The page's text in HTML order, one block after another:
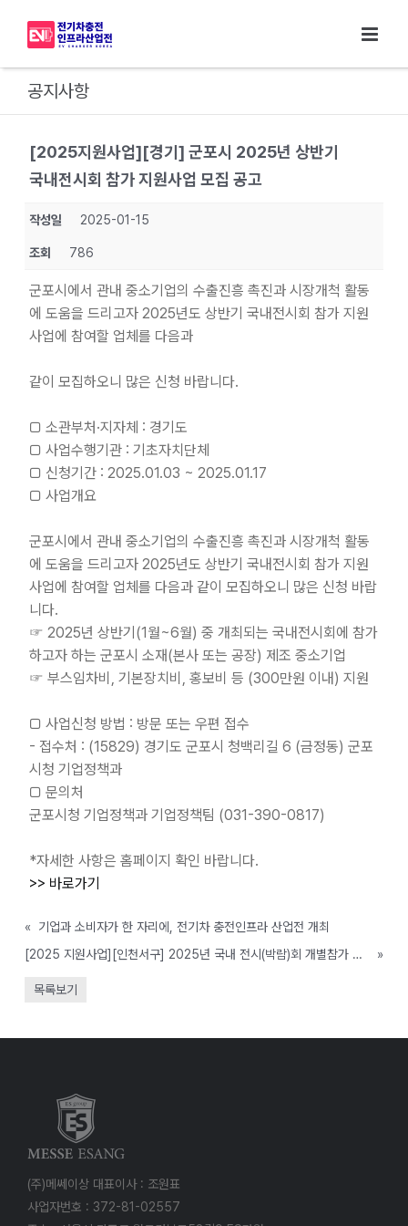
공지사항
[2025지원사업][경기] 군포시 2025년 상반기
국내전시회 참가 지원사업 모집 공고
작성일 2025-01-15
조회 786
군포시에서 관내 중소기업의 수출진흥 촉진과 시장개척 활동
에 도움을 드리고자 2025년도 상반기 국내전시회 참가 지원
사업에 참여할 업체를 다음과
같이 모집하오니 많은 신청 바랍니다.
□ 소관부처·지자체 : 경기도
□ 사업수행기관 : 기초자치단체
□ 신청기간 : 2025.01.03 ~ 2025.01.17
□ 사업개요
군포시에서 관내 중소기업의 수출진흥 촉진과 시장개척 활동
에 도움을 드리고자 2025년도 상반기 국내전시회 참가 지원
사업에 참여할 업체를 다음과 같이 모집하오니 많은 신청 바랍
니다.
☞ 2025년 상반기(1월~6월) 중 개최되는 국내전시회에 참가
하고자 하는 군포시 소재(본사 또는 공장) 제조 중소기업
☞ 부스임차비, 기본장치비, 홍보비 등 (300만원 이내) 지원
□ 사업신청 방법 : 방문 또는 우편 접수
- 접수처 : (15829) 경기도 군포시 청백리길 6 (금정동) 군포
시청 기업정책과
□ 문의처
군포시청 기업정책과 기업정책팀 (031-390-0817)
*자세한 사항은 홈페이지 확인 바랍니다.
>> 바로가기
«
기업과 소비자가 한 자리에, 전기차 충전인프라 산업전 개최
[2025 지원사업][인천서구] 2025년 국내 전시(박람)회 개별참가 지원사업 참가기업 모집
»
목록보기
(주)메쎄이상 대표이사 : 조원표
사업자번호 : 372-81-02557